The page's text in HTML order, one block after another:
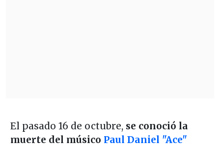
El pasado 16 de octubre, se conoció la
muerte del músico Paul Daniel "Ace"